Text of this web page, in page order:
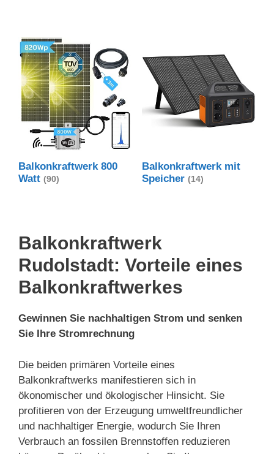
Balkonkraftwerk 800
Watt (90)
Balkonkraftwerk mit
Speicher (14)
Balkonkraftwerk
Rudolstadt: Vorteile eines
Balkonkraftwerkes
Gewinnen Sie nachhaltigen Strom und senken
Sie Ihre Stromrechnung
Die beiden primären Vorteile eines
Balkonkraftwerks manifestieren sich in
ökonomischer und ökologischer Hinsicht. Sie
profitieren von der Erzeugung umweltfreundlicher
und nachhaltiger Energie, wodurch Sie Ihren
Verbrauch an fossilen Brennstoffen reduzieren